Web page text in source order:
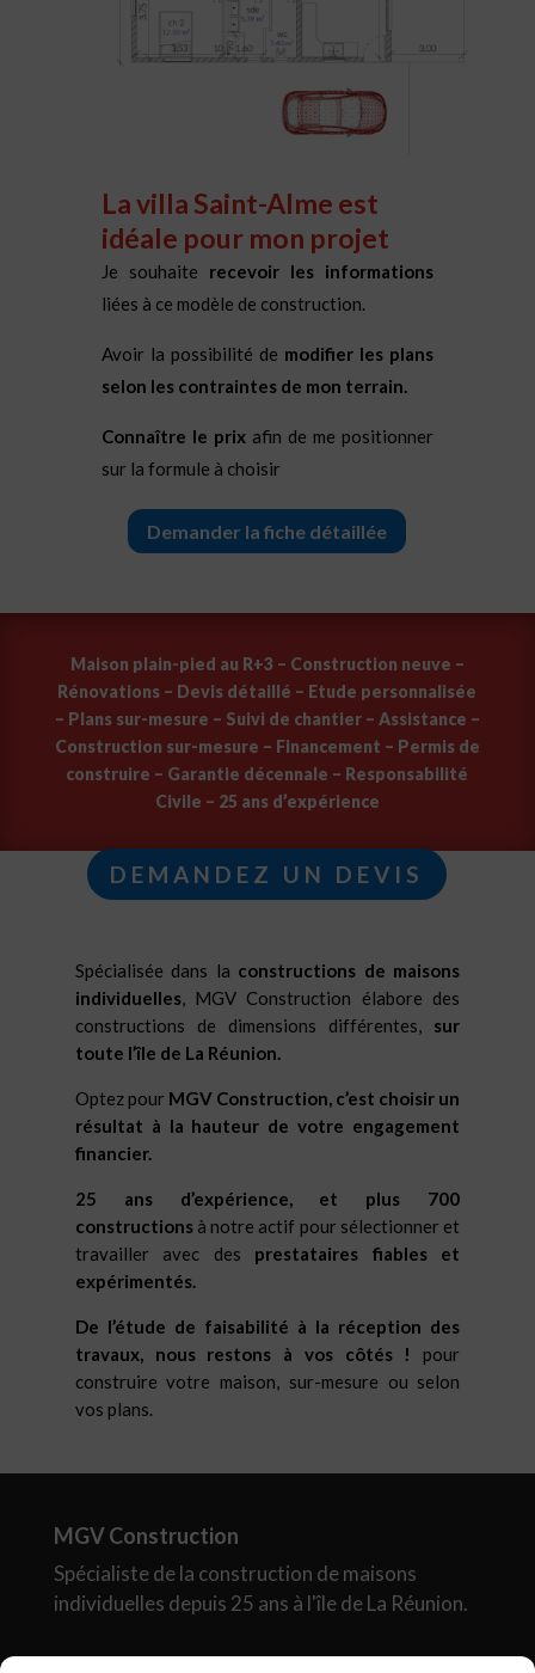
La villa Saint-Alme est
idéale pour mon projet
Je souhaite recevoir les informations
liées à ce modèle de construction.
Avoir la possibilité de modifier les plans
selon les contraintes de mon terrain.
Connaître le prixafin de me positionner
sur la formule à choisir
Demander la fiche détaillée
Maison plain-pied au R+3 – Construction neuve –
Rénovations – Devis détaillé – Etude personnalisée
– Plans sur-mesure – Suivi de chantier – Assistance –
Construction sur-mesure – Financement – Permis de
construire – Garantie décennale – Responsabilité
Civile – 25 ans d’expérience
DEMANDEZ UN DEVIS
Spécialisée dans la constructions de maisons
individuelles, MGV Construction élabore des
constructions de dimensions différentes, sur
toute l’île de La Réunion.
Optez pour MGV Construction, c’est choisir un
résultat à la hauteur de votre engagement
financier.
25 ans d’expérience, et plus 700
constructionsà notre actif pour sélectionner et
travailler avec des prestataires fiables et
expérimentés.
De l’étude de faisabilité à la réception des
travaux, nous restons à vos côtés ! pour
construire votre maison, sur-mesure ou selon
vos plans.
MGV Construction
Spécialiste de la construction de maisons
individuelles depuis 25 ans à l'île de La Réunion.